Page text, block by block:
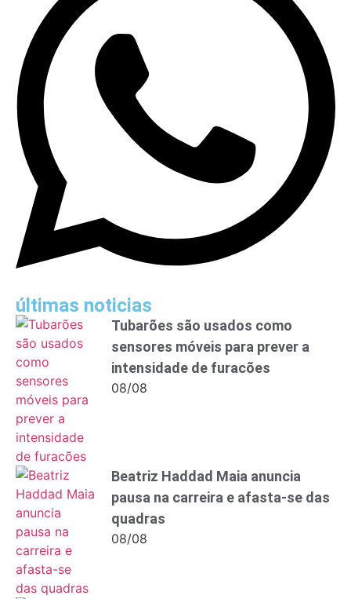
últimas noticias
Tubarões são usados como
sensores móveis para prever a
intensidade de furacões
08/08
Beatriz Haddad Maia anuncia
pausa na carreira e afasta-se das
quadras
08/08